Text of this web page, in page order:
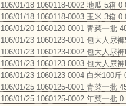
106/01/18 1060118-0002 地瓜 5箱
106/01/18 1060118-0003 玉米 3箱
106/01/20 1060120-0001 青菜一批
106/01/23 1060123-0001 包大人尿
106/01/23 1060123-0002 包大人尿
106/01/23 1060123-0003 包大人尿
106/01/23 1060123-0004 白米100
106/01/25 1060125-0001 青菜一批
106/01/25 1060125-0002 年菜一批